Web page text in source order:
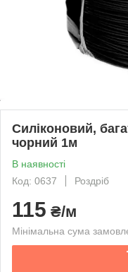
Силіконовий,
чорний 1м
В наявності
Код: 0637
Роздріб
115 ₴/м
Мінімальна сума